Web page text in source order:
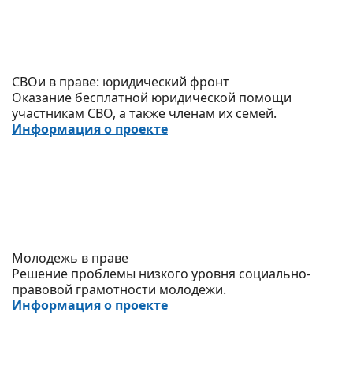
СВОи в праве: юридический фронт
Оказание бесплатной юридической помощи
участникам СВО, а также членам их семей.
Информация о проекте
Молодежь в праве
Решение проблемы низкого уровня социально-
правовой грамотности молодежи.
Информация о проекте